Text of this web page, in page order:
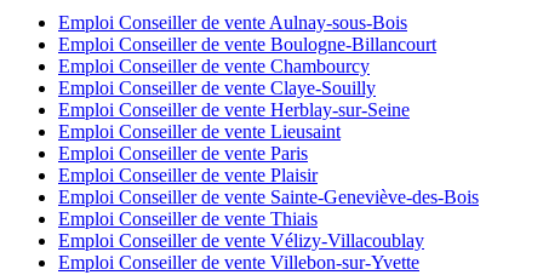
Emploi Conseiller de vente Aulnay-sous-Bois
Emploi Conseiller de vente Boulogne-Billancourt
Emploi Conseiller de vente Chambourcy
Emploi Conseiller de vente Claye-Souilly
Emploi Conseiller de vente Herblay-sur-Seine
Emploi Conseiller de vente Lieusaint
Emploi Conseiller de vente Paris
Emploi Conseiller de vente Plaisir
Emploi Conseiller de vente Sainte-Geneviève-des-Bois
Emploi Conseiller de vente Thiais
Emploi Conseiller de vente Vélizy-Villacoublay
Emploi Conseiller de vente Villebon-sur-Yvette